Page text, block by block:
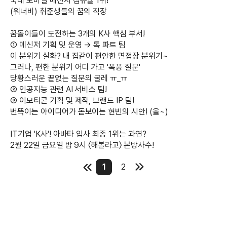
(워너비) 취준생들의 꿈의 직장
꿈돌이들이 도전하는 3개의 K사 핵심 부서!
① 메신저 기획 및 운영 → 톡 파트 팀
이 분위기 실화? 내 집같이 편안한 면접장 분위기~
그러나, 편한 분위기 어디 가고 '폭풍 질문'
당황스러운 끝없는 질문의 굴레 ㅠ_ㅠ
② 인공지능 관련 AI 서비스 팀!
③ 이모티콘 기획 및 제작, 브랜드 IP 팀!
번뜩이는 아이디어가 돋보이는 현빈의 시안! (올~)
IT기업 'K사'! 아바타 입사 최종 1위는 과연?
2월 22일 금요일 밤 9시 〈해볼라고〉 본방사수!
1 2